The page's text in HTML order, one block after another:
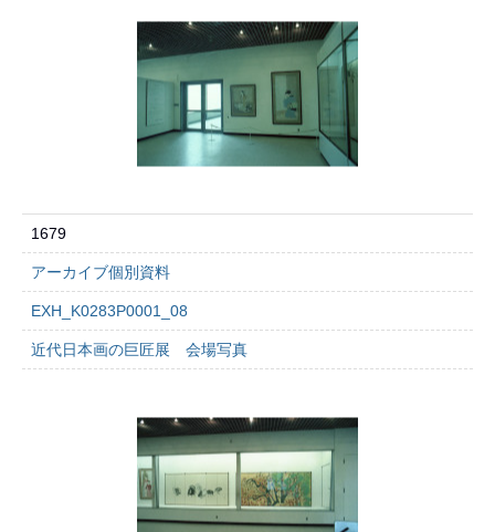
1679
アーカイブ個別資料
EXH_K0283P0001_08
近代日本画の巨匠展 会場写真